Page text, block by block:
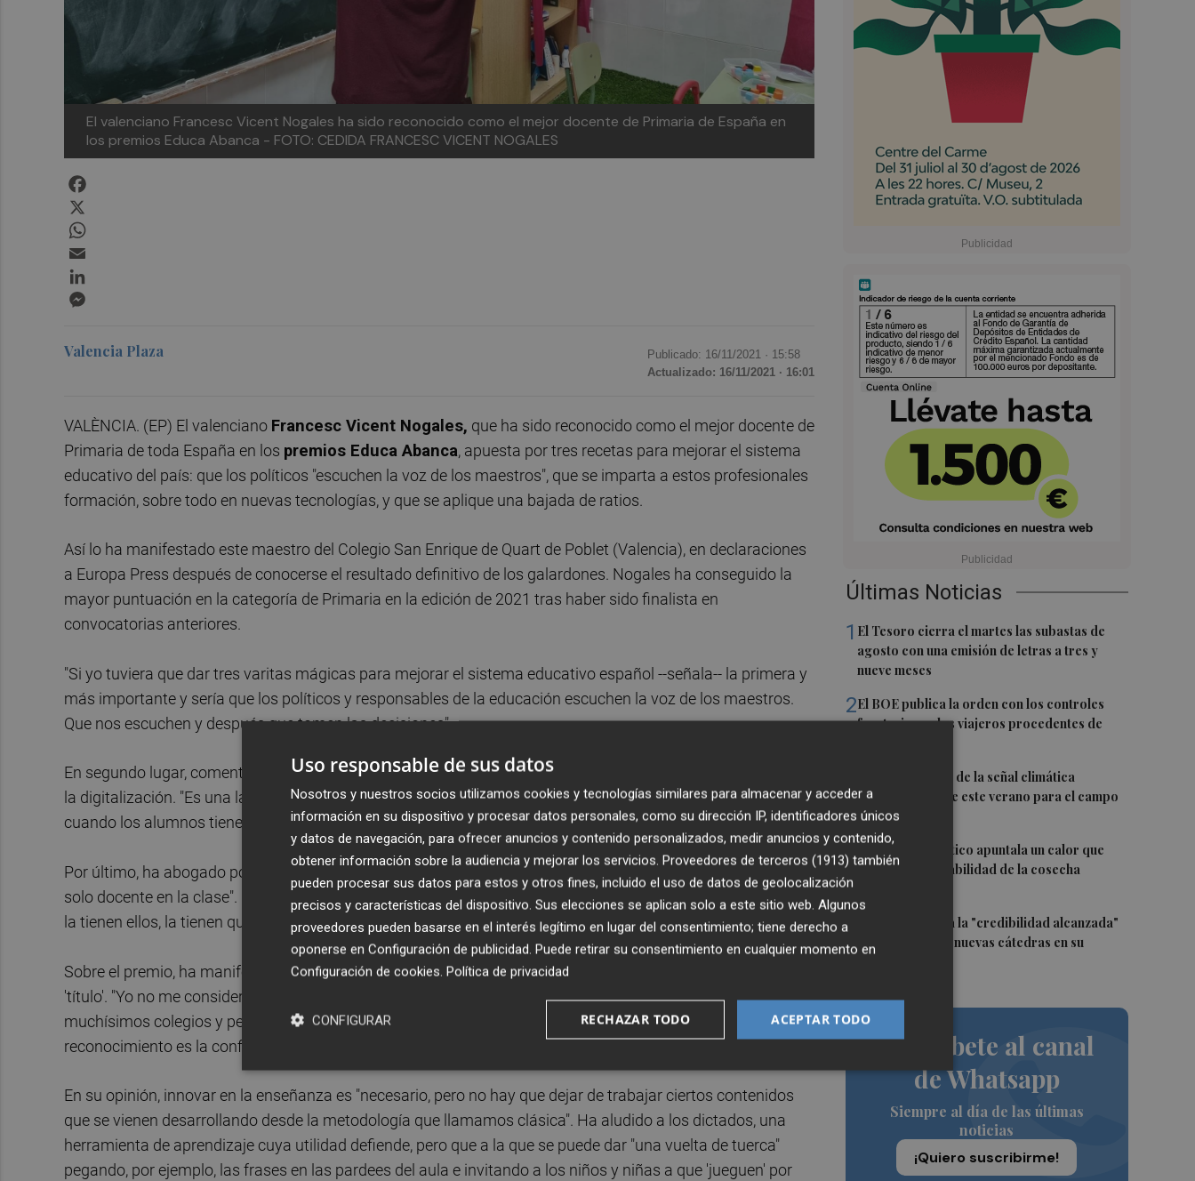
El valenciano Francesc Vicent Nogales ha sido reconocido como el mejor docente de Primaria de España en
los premios Educa Abanca - FOTO: CEDIDA FRANCESC VICENT NOGALES
Últimas Noticias
1 El Tesoro cierra el martes las subastas de
agosto con una emisión de letras a tres y
nueve meses
2El BOE publica la orden con los controles
fronterizos a los viajeros procedentes de
La FAO advierte de la señal climática
"excepcional" de este verano para el campo
europeo
4 El cambio climático apuntala un calor que
revela la vulnerabilidad de la cosecha
5
El CACV destaca la "credibilidad alcanzada"
y la creación de nuevas cátedras en su
Suscríbete al canal
de Whatsapp
Siempre al día de las últimas
noticias
¡Quiero suscribirme!
Valencia Plaza Publicado: 16/11/2021 · 15:58
Actualizado: 16/11/2021 · 16:01
VALÈNCIA. (EP) El valenciano Francesc Vicent Nogales, que ha sido reconocido como el mejor docente de
Primaria de toda España en los premios Educa Abanca, apuesta por tres recetas para mejorar el sistema
educativo del país: que los políticos "escuchen la voz de los maestros", que se imparta a estos profesionales
formación, sobre todo en nuevas tecnologías, y que se aplique una bajada de ratios.
Así lo ha manifestado este maestro del Colegio San Enrique de Quart de Poblet (Valencia), en declaraciones
a Europa Press después de conocerse el resultado definitivo de los galardones. Nogales ha conseguido la
mayor puntuación en la categoría de Primaria en la edición de 2021 tras haber sido finalista en
convocatorias anteriores.
"Si yo tuviera que dar tres varitas mágicas para mejorar el sistema educativo español --señala-- la primera y
más importante y sería que los políticos y responsables de la educación escuchen la voz de los maestros.
Que nos escuchen y después que tomen las decisiones".
En segundo lugar, comenta que los docentes necesitan formación en áreas como las nuevas tecnologías y
la digitalización. "Es una lástima que haya escuelas públicas que no cuenten con medios tecnológicos
cuando los alumnos tienen fuera toda esa tecnología a un golpe de dedo".
Por último, ha abogado por una bajada de ratios, ya que es "muy difícil atender a todos los alumnos con un
solo docente en la clase". En este sentido, ha animado a las administraciones a tomar medidas: "La solución
la tienen ellos, la tienen que adoptar ellos para permitir que podamos trabajar mejor", asevera.
Sobre el premio, ha manifestado que lo recibe "con muchísima ilusión", aunque cree que "le viene grande" el
'título'. "Yo no me considero el mejor profesor de España en absoluto, hay docentes maravillosos en
muchísimos colegios y personas que son profesionales increíbles. Me considero uno más y el mejor
reconocimiento es la confianza que las familias depositan en nosotros".
En su opinión, innovar en la enseñanza es "necesario, pero no hay que dejar de trabajar ciertos contenidos
que se vienen desarrollando desde la metodología que llamamos clásica". Ha aludido a los dictados, una
herramienta de aprendizaje cuya utilidad defiende, pero que a la que se puede dar "una vuelta de tuerca"
pegando, por ejemplo, las frases en las pardees del aula e invitando a los niños y niñas a que 'jueguen' por
Uso responsable de sus datos
Nosotros y nuestros socios utilizamos cookies y tecnologías similares para almacenar y acceder a
información en su dispositivo y procesar datos personales, como su dirección IP, identificadores únicos
y datos de navegación, para ofrecer anuncios y contenido personalizados, medir anuncios y contenido,
obtener información sobre la audiencia y mejorar los servicios. Proveedores de terceros (1913) también
pueden procesar sus datos para estos y otros fines, incluido el uso de datos de geolocalización
precisos y características del dispositivo. Sus elecciones se aplican solo a este sitio web. Algunos
proveedores pueden basarse en el interés legítimo en lugar del consentimiento; tiene derecho a
oponerse en Configuración de publicidad. Puede retirar su consentimiento en cualquier momento en
Configuración de cookies. Política de privacidad
ACEPTAR TODO
RECHAZAR TODO
CONFIGURAR